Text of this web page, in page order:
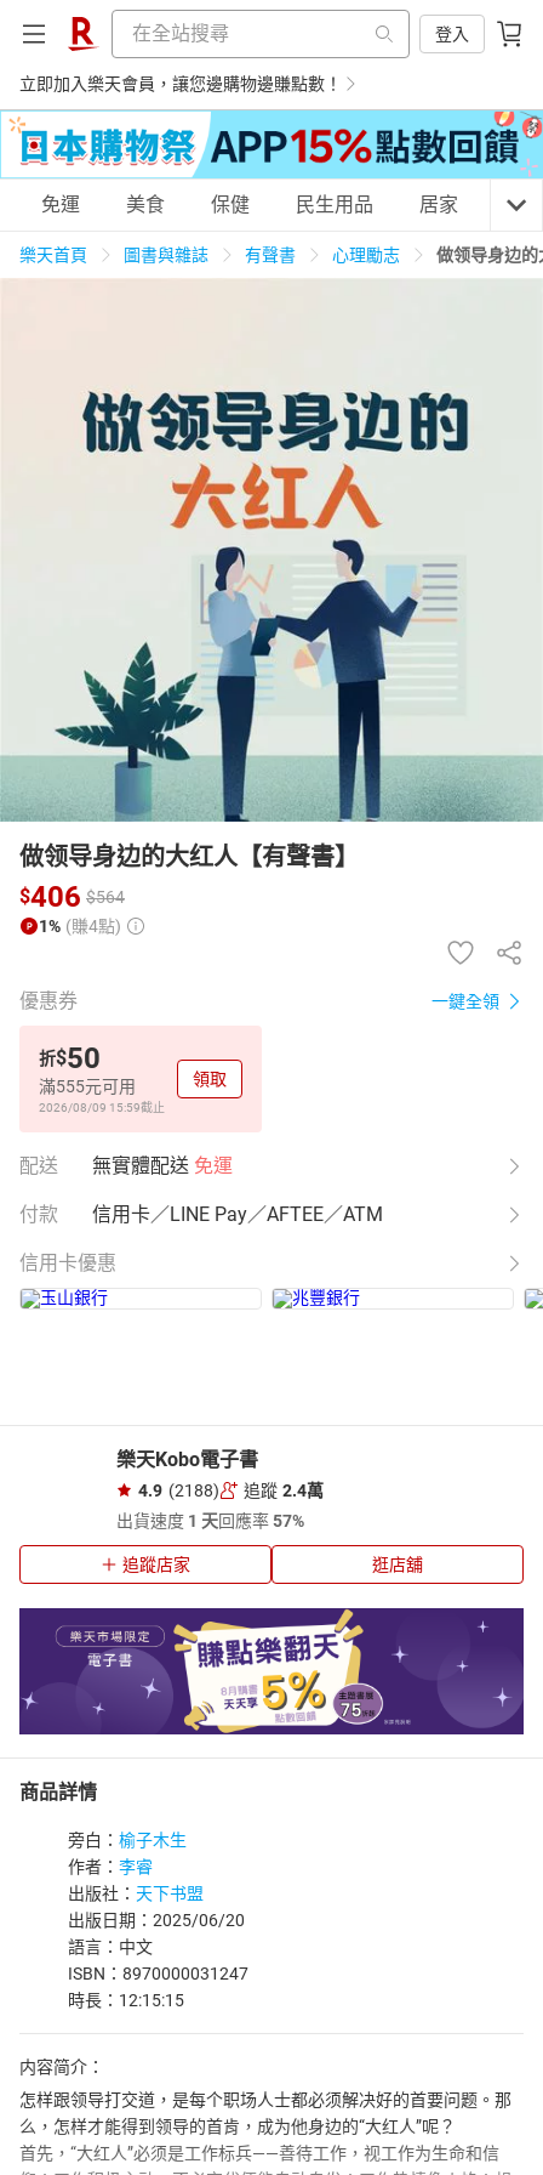
登入
立即加入樂天會員，讓您邊購物邊賺點數！
購物網分類
居家生活 3C家電 運動休閒 親子玩具
男裝 化妝保養
電子/紙本書
HOT
免運 美食 保健 民生用品 居家 3C
樂天首頁 圖書與雜誌 有聲書 心理勵志 做领导身边
做领导身边的大红人【有聲書】
$406 $564
1% (賺4點)
優惠券 一鍵全領
折$50
滿555元可用
2026/08/09 15:59截止
領取
配送 無實體配送 免運
付款 信用卡／LINE Pay／AFTEE／ATM
信用卡優惠
樂天Kobo電子書
4.9 (2188) 追蹤 2.4萬
出貨速度 1 天回應率57%
追蹤店家 逛店舖
商品詳情
旁白： 榆子木生
作者： 李睿
出版社： 天下书盟
出版日期：2025/06/20
語言：中文
ISBN：8970000031247
時長：12:15:15
内容简介：
怎样跟领导打交道，是每个职场人士都必须解决好的首要问题。那
么，怎样才能得到领导的首肯，成为他身边的“大红人”呢？
首先，“大红人”必须是工作标兵——善待工作，视工作为生命和信